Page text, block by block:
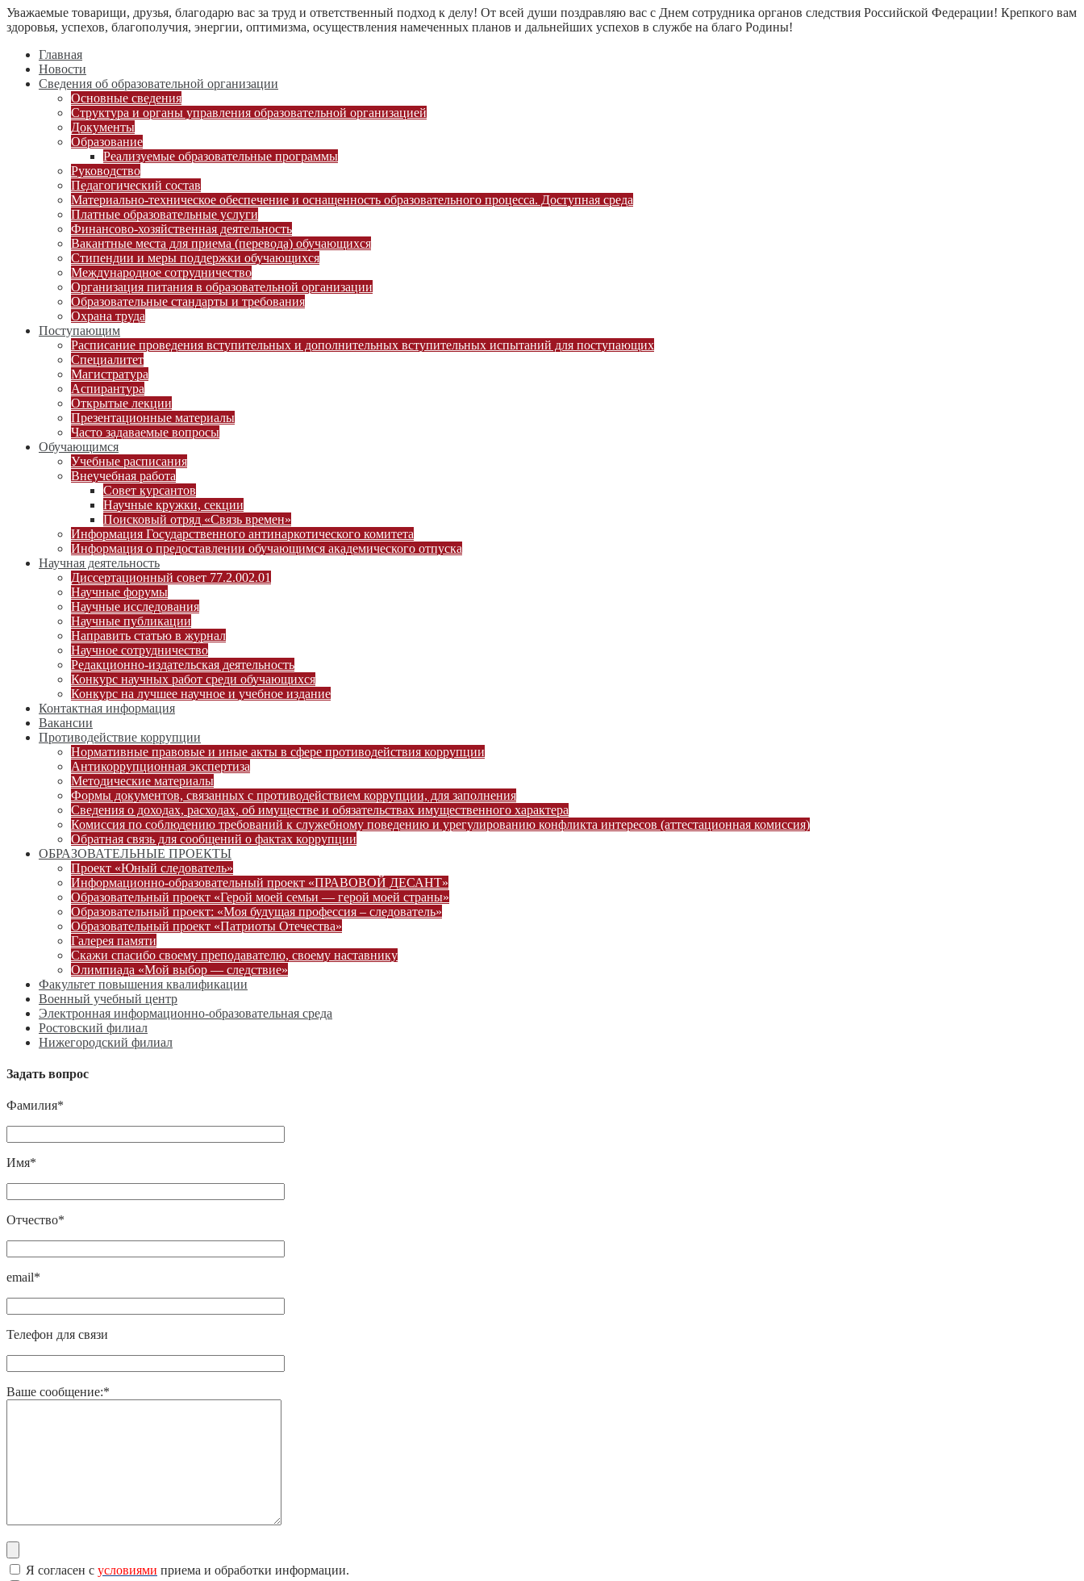
Уважаемые товарищи, друзья, благодарю вас за труд и ответственный подход к делу! От всей души поздравляю вас с Днем сотрудника органов следствия Российской Федерации! Крепкого вам
здоровья, успехов, благополучия, энергии, оптимизма, осуществления намеченных планов и дальнейших успехов в службе на благо Родины!
Главная
Новости
Сведения об образовательной организации
Основные сведения
Структура и органы управления образовательной организацией
Документы
Образование
Реализуемые образовательные программы
Руководство
Педагогический состав
Материально-техническое обеспечение и оснащенность образовательного процесса. Доступная среда
Платные образовательные услуги
Финансово-хозяйственная деятельность
Вакантные места для приема (перевода) обучающихся
Стипендии и меры поддержки обучающихся
Международное сотрудничество
Организация питания в образовательной организации
Образовательные стандарты и требования
Охрана труда
Поступающим
Расписание проведения вступительных и дополнительных вступительных испытаний для поступающих
Специалитет
Магистратура
Аспирантура
Открытые лекции
Презентационные материалы
Часто задаваемые вопросы
Обучающимся
Учебные расписания
Внеучебная работа
Совет курсантов
Научные кружки, секции
Поисковый отряд «Связь времен»
Информация Государственного антинаркотического комитета
Информация о предоставлении обучающимся академического отпуска
Научная деятельность
Диссертационный совет 77.2.002.01
Научные форумы
Научные исследования
Научные публикации
Направить статью в журнал
Научное сотрудничество
Редакционно-издательская деятельность
Конкурс научных работ среди обучающихся
Конкурс на лучшее научное и учебное издание
Контактная информация
Вакансии
Противодействие коррупции
Нормативные правовые и иные акты в сфере противодействия коррупции
Антикоррупционная экспертиза
Методические материалы
Формы документов, связанных с противодействием коррупции, для заполнения
Сведения о доходах, расходах, об имуществе и обязательствах имущественного характера
Комиссия по соблюдению требований к служебному поведению и урегулированию конфликта интересов (аттестационная комиссия)
Обратная связь для сообщений о фактах коррупции
ОБРАЗОВАТЕЛЬНЫЕ ПРОЕКТЫ
Проект «Юный следователь»
Информационно-образовательный проект «ПРАВОВОЙ ДЕСАНТ»
Образовательный проект «Герой моей семьи — герой моей страны»
Образовательный проект: «Моя будущая профессия – следователь»
Образовательный проект «Патриоты Отечества»
Галерея памяти
Скажи спасибо своему преподавателю, своему наставнику
Олимпиада «Мой выбор — следствие»
Факультет повышения квалификации
Военный учебный центр
Электронная информационно-образовательная среда
Ростовский филиал
Нижегородский филиал
Задать вопрос
Фамилия*
Имя*
Отчество*
email*
Телефон для связи
Ваше сообщение:*
Я согласен с условиями приема и обработки информации.